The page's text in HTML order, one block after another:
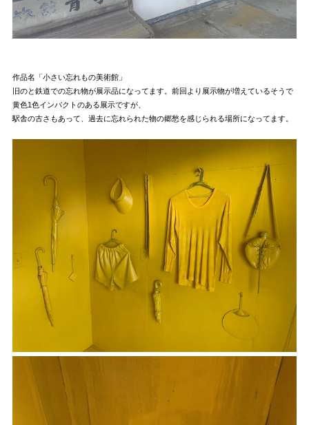
作品名「小さい忘れもの美術館」
旧のと鉄道での忘れ物が展示品になってます。前回より展示物が増えているそうで
黄色1色インパクトのある展示ですが、
駅舎の古さもあって、過去に忘れられた物の郷愁を感じられる場所になってます。